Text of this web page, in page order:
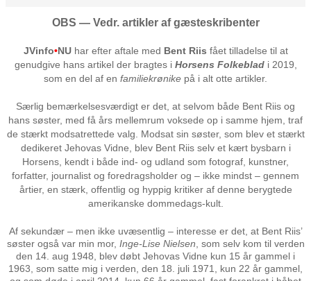
OBS — Vedr. artikler af gæsteskribenter
JVinfo•NUhar efter aftale med Bent Riis fået tilladelse til at
genudgive hans artikel der bragtes i Horsens Folkeblad i 2019,
som en del af en familiekrønike på i alt otte artikler.
Særlig bemærkelsesværdigt er det, at selvom både Bent Riis og
hans søster, med få års mellemrum voksede op i samme hjem, traf
de stærkt modsatrettede valg. Modsat sin søster, som blev et stærkt
dedikeret Jehovas Vidne, blev Bent Riis selv et kært bysbarn i
Horsens, kendt i både ind- og udland som fotograf, kunstner,
forfatter, journalist og foredragsholder og – ikke mindst – gennem
årtier, en stærk, offentlig og hyppig kritiker af denne berygtede
amerikanske dommedags-kult.
Af sekundær – men ikke uvæsentlig – interesse er det, at Bent Riis’
søster også var min mor, Inge-Lise Nielsen , som selv kom til verden
den 14. aug 1948, blev døbt Jehovas Vidne kun 15 år gammel i
1963, som satte mig i verden, den 18. juli 1971, kun 22 år gammel,